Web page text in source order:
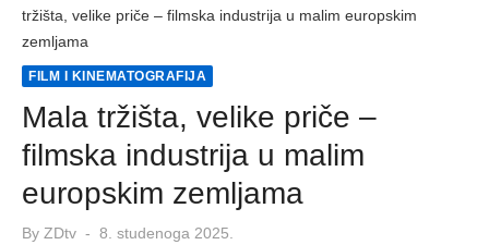
tržišta, velike priče – filmska industrija u malim europskim
zemljama
FILM I KINEMATOGRAFIJA
Mala tržišta, velike priče –
filmska industrija u malim
europskim zemljama
By ZDtv
Posted
8. studenoga 2025.